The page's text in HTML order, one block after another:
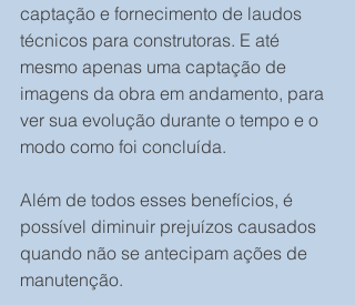
captação e fornecimento de laudos
técnicos para construtoras. E até
mesmo apenas uma captação de
imagens da obra em andamento, para
ver sua evolução durante o tempo e o
modo como foi concluída.
Além de todos esses benefícios, é
possível diminuir prejuízos causados
quando não se antecipam ações de
manutenção.